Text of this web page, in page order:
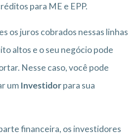
para ME e EPP.
os juros cobrados nessas linhas
altos e o seu negócio pode
Nesse caso, você pode
um Investidorpara sua
financeira, os investidores